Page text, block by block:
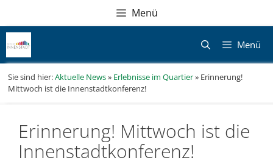
springen
Navigation
springen
Menü
Menü
Sie sind hier:Aktuelle News» Erlebnisse im Quartier» Erinnerung!
Mittwoch ist die Innenstadtkonferenz!
Erinnerung! Mittwoch ist die
Innenstadtkonferenz!